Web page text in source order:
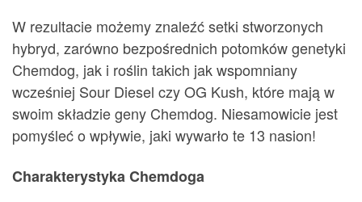
W rezultacie możemy znaleźć setki stworzonych
hybryd, zarówno bezpośrednich potomków genetyki
Chemdog, jak i roślin takich jak wspomniany
wcześniej Sour Diesel czy OG Kush, które mają w
swoim składzie geny Chemdog. Niesamowicie jest
pomyśleć o wpływie, jaki wywarło te 13 nasion!
Charakterystyka Chemdoga